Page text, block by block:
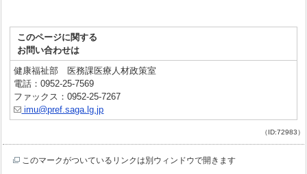
このページに関する
お問い合わせは
健康福祉部 医務課医療人材政策室
電話：0952-25-7569
ファックス：0952-25-7267
imu@pref.saga.lg.jp
（ID:72983）
このマークがついているリンクは別ウィンドウで開きます